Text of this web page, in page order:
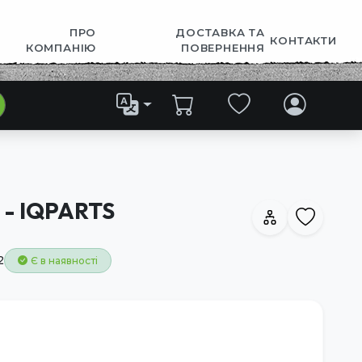
ПРО
КОМПАНІЮ
ДОСТАВКА ТА
ПОВЕРНЕННЯ
КОНТАКТИ
IQPARTS
Є в наявності